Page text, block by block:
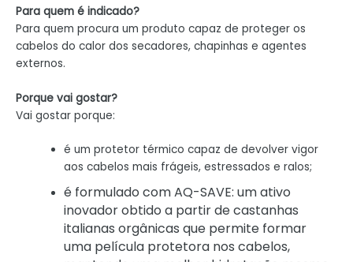
Para quem é indicado?
Para quem procura um produto capaz de proteger os
cabelos do calor dos secadores, chapinhas e agentes
externos.
Porque vai gostar?
Vai gostar porque:
é um protetor térmico capaz de devolver vigor
aos cabelos mais frágeis, estressados ​​e ralos;
é formulado com AQ-SAVE: um ativo
inovador obtido a partir de castanhas
italianas orgânicas que permite formar
uma película protetora nos cabelos,